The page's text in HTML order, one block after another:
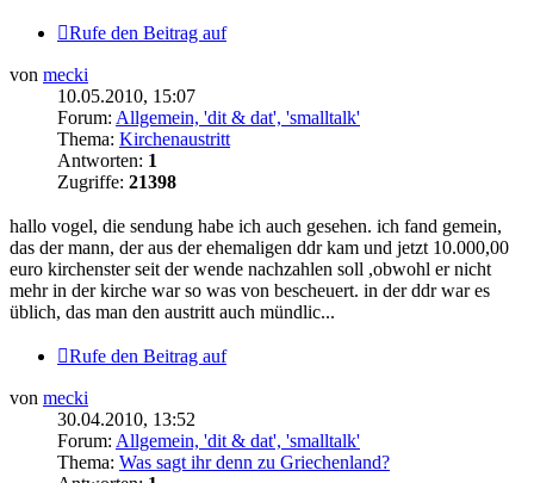
Rufe den Beitrag auf
von mecki
10.05.2010, 15:07
Forum: Allgemein, 'dit & dat', 'smalltalk'
Thema: Kirchenaustritt
Antworten: 1
Zugriffe: 21398
hallo vogel, die sendung habe ich auch gesehen. ich fand gemein,
das der mann, der aus der ehemaligen ddr kam und jetzt 10.000,00
euro kirchenster seit der wende nachzahlen soll ,obwohl er nicht
mehr in der kirche war so was von bescheuert. in der ddr war es
üblich, das man den austritt auch mündlic...
Rufe den Beitrag auf
von mecki
30.04.2010, 13:52
Forum: Allgemein, 'dit & dat', 'smalltalk'
Thema: Was sagt ihr denn zu Griechenland?